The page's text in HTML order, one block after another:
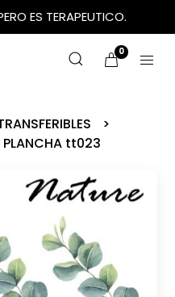
ES TERAPEUTICO.
0
tt023